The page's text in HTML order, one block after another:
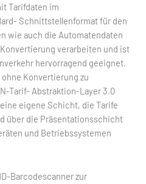
Tarifdaten im
Schnittstellenformat für den
wie auch die Automatendaten
verarbeiten und ist
hervorragend geeignet.
Konvertierung zu
Tarif- Abstraktion-Layer 3.0
eigene Schicht, die Tarife
über die Präsentationsschicht
und Betriebssystemen
Barcodescanner zur